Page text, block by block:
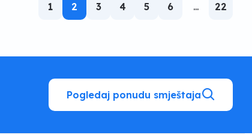
1 2 3 4 5 6 ... 22
Pogledaj ponudu smještaja